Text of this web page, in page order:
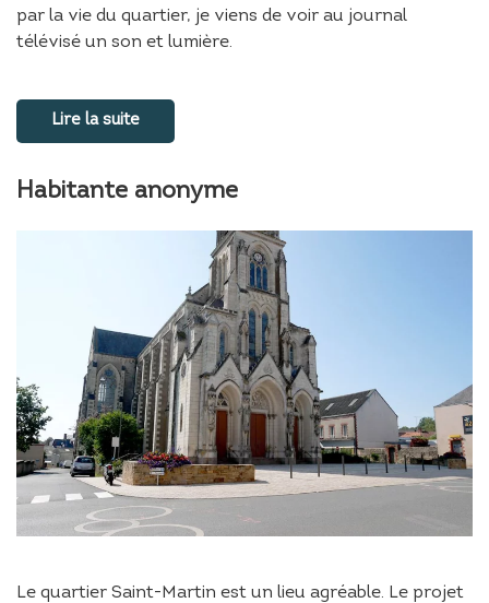
par la vie du quartier, je viens de voir au journal
télévisé un son et lumière.
Lire la suite
Habitante anonyme
Le quartier Saint-Martin est un lieu agréable. Le projet